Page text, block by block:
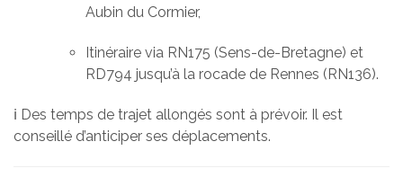
Aubin du Cormier,
Itinéraire via RN175 (Sens-de-Bretagne) et
RD794 jusqu’à la rocade de Rennes (RN136).
ℹ️ Des temps de trajet allongés sont à prévoir. Il est
conseillé d’anticiper ses déplacements.